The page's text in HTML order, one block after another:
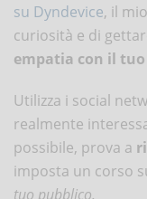
su Dyndevice, il
curiosità e di
empatia con il
Utilizza i social
realmente
possibile, prova a
imposta un corso
tuo pubblico.